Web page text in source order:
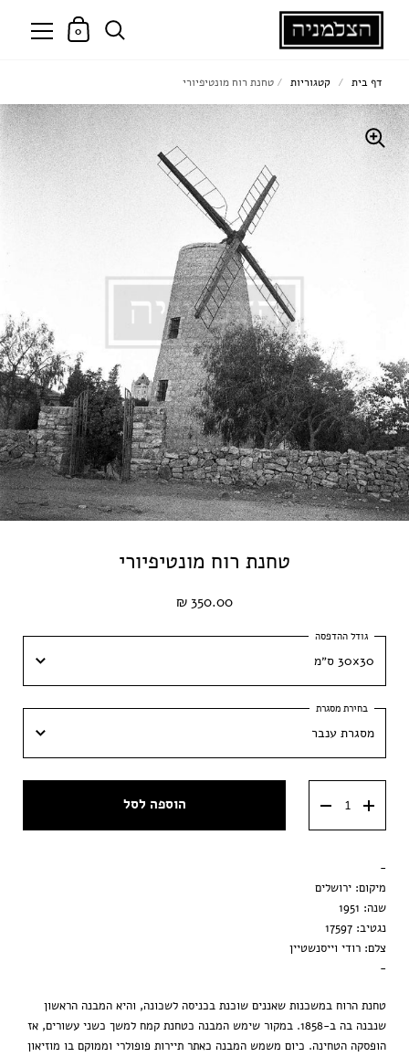
0
טחנת רוח מונטיפיורי
350.00 ₪
30x30 ס״מ
30x30 ס״מ
40x40 ס״מ
מסגרת ענבר
מסגרת וונגה
הדפסה בלבד
הוספה לסל
-
מיקום: ירושלים
שנה: 1951
נגטיב: 17597
צלם: רודי וייסנשטיין
-
טחנת הרוח במשכנות שאננים שוכנת בכניסה לשכונה, והיא המבנה הראשון
שנבנה בה ב-1858. במקור שימש המבנה כטחנת קמח למשך כשני עשורים, אז
הופסקה הטחינה. כיום משמש המבנה כאתר תיירות פופולרי וממוקם בו מוזיאון
דף בית / קטגוריות / טחנת רוח מונטיפיורי